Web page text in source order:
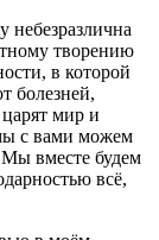
небезразлична
творению
в которой
болезней,
мир и
с вами можем
Мы вместе будем
всё,